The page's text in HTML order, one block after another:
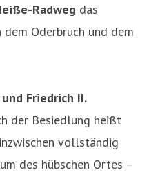
Radweg das
Oderbruch und dem
Friedrich II.
der Besiedlung heißt
vollständig
des hübschen Ortes –